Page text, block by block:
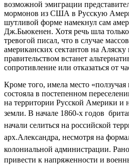
возможной эмиграции
мормонов из США в Русскую
шутливой форме намекнул сам
Дж.Бьюкенен. Хотя речь шла
тревогой писал, что в случае
американских сектантов на Аляску
правительством встанет
сопротивление или отказаться от
Кроме того, имела место «ползучая
состояла в постепенном
на территории Русской Америки и
земли. В начале 1860-х годов
начали селиться на российской
арх.Александра, несмотря на
колониальной администрации.
привести к напряженности и